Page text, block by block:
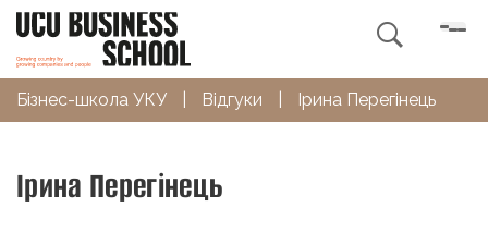

Бізнес-школа УКУ Відгуки Ірина Перегінець
Ірина Перегінець